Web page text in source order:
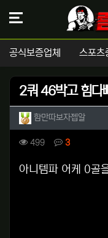
공식보증업체 스포츠
2쿼 46박고 힘다
작성자 정보
함만따보자젭알작성
컨텐츠 정보
499조회 3댓글
본문
아니템파 어케 0골